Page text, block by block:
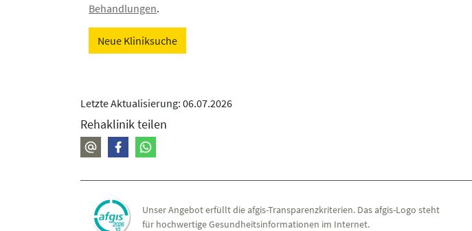
Behandlungen.
Neue Kliniksuche
Letzte Aktualisierung: 06.07.2026
Rehaklinik teilen
Unser Angebot erfüllt die afgis-Transparenzkriterien. Das afgis-Logo steht
für hochwertige Gesundheitsinformationen im Internet.